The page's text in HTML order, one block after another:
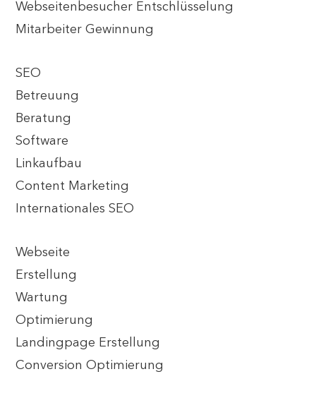
Webseitenbesucher Entschlüsselung
Mitarbeiter Gewinnung
SEO
Betreuung
Beratung
Software
Linkaufbau
Content Marketing
Internationales SEO
Webseite
Erstellung
Wartung
Optimierung
Landingpage Erstellung
Conversion Optimierung